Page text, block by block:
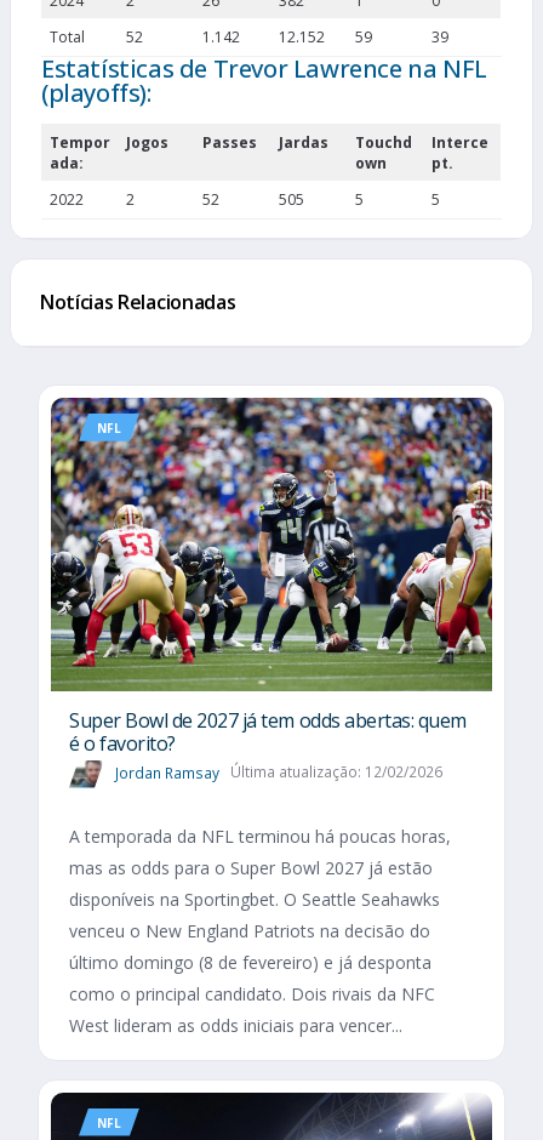
Total
52 1.142 12.152 59 39
Estatísticas de Trevor Lawrence na NFL
(playoffs):
Tempor
ada:
Jogos Passes Jardas
Touchd
own
Interce
pt.
2022
2 52 505 5 5
Notícias Relacionadas
NFL
Super Bowl de 2027 já tem odds abertas: quem
é o favorito?
Jordan Ramsay Última atualização: 12/02/2026
A temporada da NFL terminou há poucas horas,
mas as odds para o Super Bowl 2027 já estão
disponíveis na Sportingbet. O Seattle Seahawks
venceu o New England Patriots na decisão do
último domingo (8 de fevereiro) e já desponta
como o principal candidato. Dois rivais da NFC
West lideram as odds iniciais para vencer...
NFL